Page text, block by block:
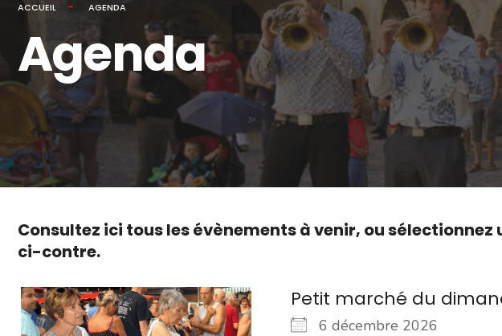
ACCUEIL AGENDA
Agenda
Consultez ici tous les évènements à venir, ou sélectionnez
ci-contre.
Petit marché du
6 décembre 2026